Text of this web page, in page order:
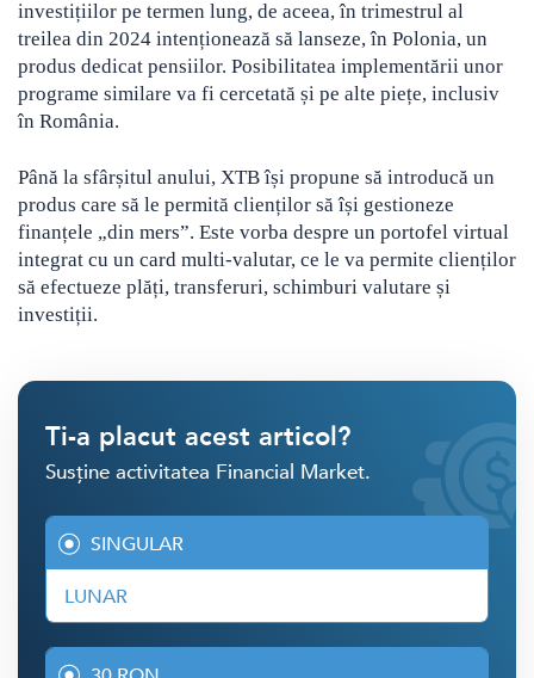
investițiilor pe termen lung, de aceea, în trimestrul al
treilea din 2024 intenționează să lanseze, în Polonia, un
produs dedicat pensiilor. Posibilitatea implementării unor
programe similare va fi cercetată și pe alte piețe, inclusiv
în România.
Până la sfârșitul anului, XTB își propune să introducă un
produs care să le permită clienților să își gestioneze
finanțele „din mers”. Este vorba despre un portofel virtual
integrat cu un card multi-valutar, ce le va permite clienților
să efectueze plăți, transferuri, schimburi valutare și
investiții.
Ti-a placut acest articol?
Susține activitatea Financial Market.
SINGULAR
LUNAR